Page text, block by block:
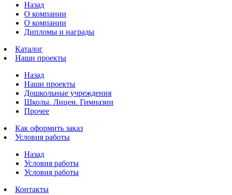
Назад
О компании
О компании
Дипломы и награды
Каталог
Наши проекты
Назад
Наши проекты
Дошкольные учреждения
Школы. Лицеи. Гимназии
Прочее
Как оформить заказ
Условия работы
Назад
Условия работы
Условия работы
Контакты